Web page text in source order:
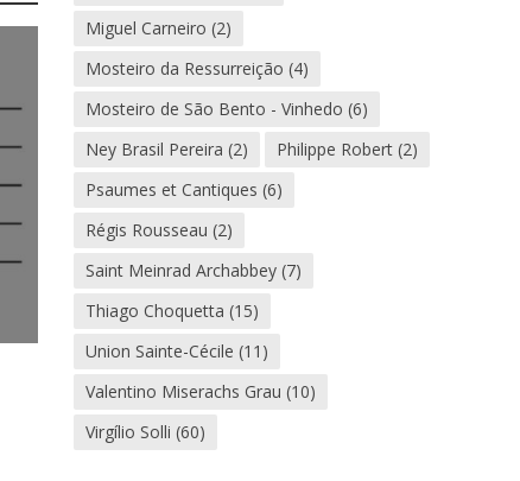
Miguel Carneiro (2)
Mosteiro da Ressurreição (4)
Mosteiro de São Bento - Vinhedo (6)
Ney Brasil Pereira (2) Philippe Robert (2)
Psaumes et Cantiques (6)
Régis Rousseau (2)
Saint Meinrad Archabbey (7)
Thiago Choquetta (15)
Union Sainte-Cécile (11)
Valentino Miserachs Grau (10)
Virgílio Solli (60)